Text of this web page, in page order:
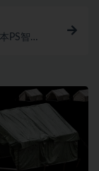
PS智能